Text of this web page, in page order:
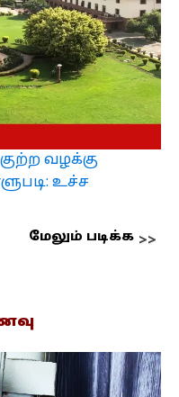
வழக்கு
உச்ச
மேலும் படிக்க